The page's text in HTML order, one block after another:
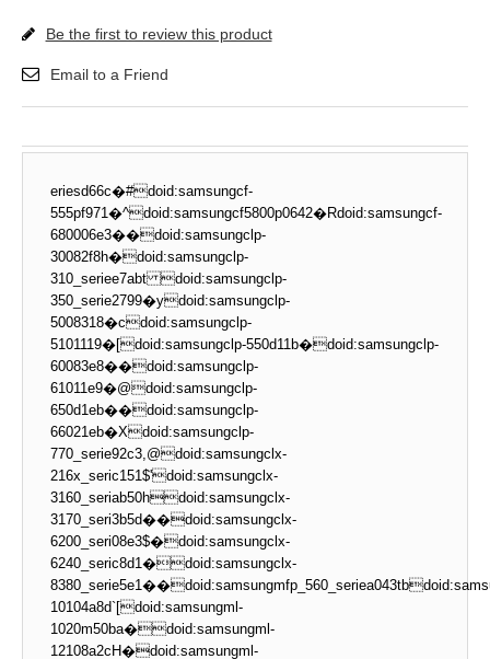
Be the first to review this product
Email to a Friend
eriesd66c�#doid:samsungcf-
555pf971�^doid:samsungcf5800p0642�Rdoid:samsungcf-
680006e3��doid:samsungclp-
30082f8h�doid:samsungclp-
310_seriee7abt doid:samsungclp-
350_serie2799�ydoid:samsungclp-
5008318�cdoid:samsungclp-
5101119�[doid:samsungclp-550d11b�doid:samsungclp-
60083e8��doid:samsungclp-
61011e9�@doid:samsungclp-
650d1eb��doid:samsungclp-
66021eb�Xdoid:samsungclp-
770_serie92c3,@doid:samsungclx-
216x_seric151$'doid:samsungclx-
3160_seriab50hdoid:samsungclx-
3170_seri3b5d��doid:samsungclx-
6200_seri08e3$�doid:samsungclx-
6240_seric8d1�doid:samsungclx-
10104a8d`[doid:samsungml-
1020m50ba�doid:samsungml-
12108a2cH�doid:samsungml-